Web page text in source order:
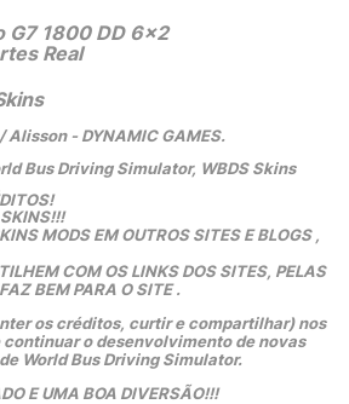
G7 1800 DD 6x2
Real
Alisson - DYNAMIC GAMES.
Bus Driving Simulator, WBDS Skins
MODS EM OUTROS SITES E BLOGS ,
COM OS LINKS DOS SITES, PELAS
BEM PARA O SITE .
os créditos, curtir e compartilhar) nos
continuar o desenvolvimento de novas
World Bus Driving Simulator.
E UMA BOA DIVERSÃO!!!